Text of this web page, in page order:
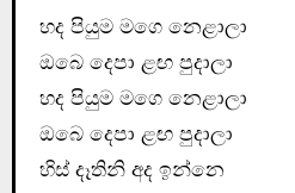
හද පියුම මගෙ නෙළාලා
ඔබෙ දෙපා ළඟ පුදාලා
හද පියුම මගෙ නෙළාලා
ඔබෙ දෙපා ළඟ පුදාලා
හිස් දෑතිනි අද ඉන්නෙ